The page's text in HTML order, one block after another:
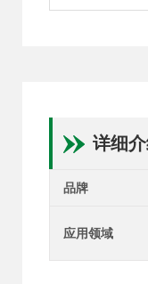
详细
品牌
应用领域